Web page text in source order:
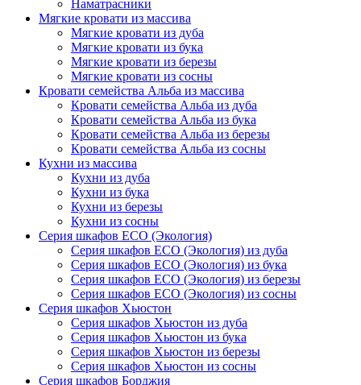
Наматрасники
Мягкие кровати из массива
Мягкие кровати из дуба
Мягкие кровати из бука
Мягкие кровати из березы
Мягкие кровати из сосны
Кровати семейства Альба из массива
Кровати семейства Альба из дуба
Кровати семейства Альба из бука
Кровати семейства Альба из березы
Кровати семейства Альба из сосны
Кухни из массива
Кухни из дуба
Кухни из бука
Кухни из березы
Кухни из сосны
Серия шкафов ECO (Экология)
Серия шкафов ECO (Экология) из дуба
Серия шкафов ECO (Экология) из бука
Серия шкафов ECO (Экология) из березы
Серия шкафов ECO (Экология) из сосны
Серия шкафов Хьюстон
Серия шкафов Хьюстон из дуба
Серия шкафов Хьюстон из бука
Серия шкафов Хьюстон из березы
Серия шкафов Хьюстон из сосны
Серия шкафов Борджия